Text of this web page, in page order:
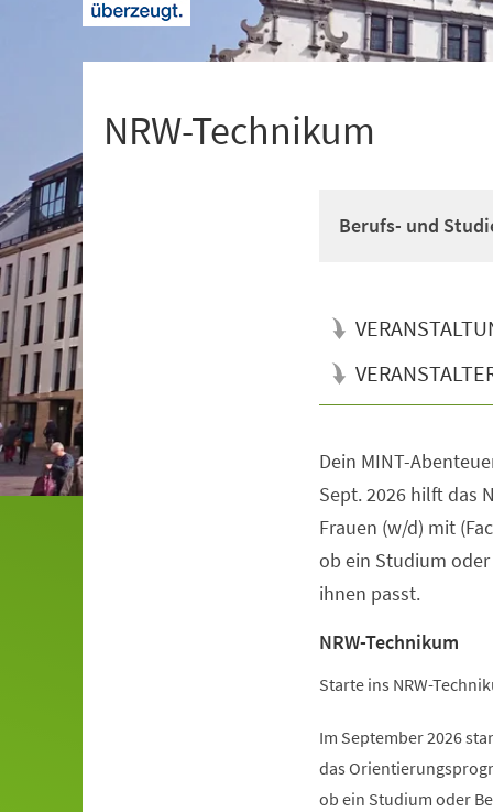
NRW-Technikum
Berufs- und
Dein MINT-
Sept. 2026 hilft das
Frauen (w/d) mit
ob ein Studium
ihnen passt.
NRW-Technikum
Starte ins NRW-
Im September 2026
das
ob ein Studium oder